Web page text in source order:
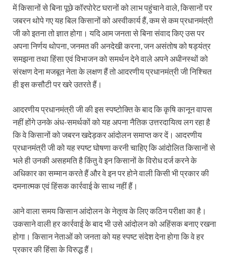
में किसानों से बिना पूछे कॉरपोरेट घरानों को लाभ पहुंचाने वाले, किसानों पर
जबरन थोपे गए यह बिल किसानों को अस्वीकार्य हैं, कम से कम प्रधानमंत्री
जी को इतना तो ज्ञात होगा। यदि आम जनता से बिना संवाद किए उस पर
अपना निर्णय थोपना, जनमत की अनदेखी करना, जन असंतोष को षड्यंत्र
समझना तथा हिंसा एवं विभाजन को समर्थन देने वाले अपने अधीनस्थों को
संरक्षण देना मजबूत नेता के लक्षण हैं तो आदरणीय प्रधानमंत्री जी निश्चित
ही इस कसौटी पर खरे उतरते हैं।
आदरणीय प्रधानमंत्री जी की इस स्पष्टोक्ति के बाद कि कृषि कानून वापस
नहीं होंगे उनके अंध-समर्थकों को यह अपना नैतिक उत्तरदायित्व लग रहा है
कि वे किसानों को जबरन खदेड़कर आंदोलन समाप्त कर दें। आदरणीय
प्रधानमंत्री जी को यह स्पष्ट घोषणा करनी चाहिए कि आंदोलित किसानों से
भले ही उनकी असहमति है किंतु वे इन किसानों के विरोध दर्ज करने के
अधिकार का सम्मान करते हैं और वे इन पर होने वाली किसी भी प्रकार की
दमनात्मक एवं हिंसक कार्रवाई के साथ नहीं हैं।
आने वाला समय किसान आंदोलन के नेतृत्व के लिए कठिन परीक्षा का है।
उकसाने वाली हर कार्रवाई के बाद भी उसे आंदोलन को अहिंसक बनाए रखना
होगा। किसान नेताओं को जनता को यह स्पष्ट संदेश देना होगा कि वे हर
प्रकार की हिंसा के विरुद्ध हैं।